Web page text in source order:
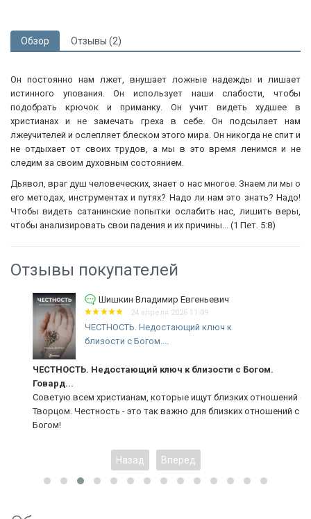
Обзор Отзывы (2)
Он постоянно нам лжет, внушает ложные надежды и лишает
истинного упования. Он использует наши слабости, чтобы
подобрать крючок и приманку. Он учит видеть худшее в
христианах и не замечать греха в себе. Он подсылает нам
лжеучителей и ослепляет блеском этого мира. Он никогда не спит и
не отдыхает от своих трудов, а мы в это время ленимся и не
следим за своим духовным состоянием.
Дьявол, враг душ человеческих, знает о нас многое. Знаем ли мы о
его методах, инструментах и путях? Надо ли нам это знать? Надо!
Чтобы видеть сатанинские попытки ослабить нас, лишить веры,
чтобы анализировать свои падения и их причины... (1 Пет. 5:8)
Отзывы покупателей
Шишкин Владимир Евгеньевич
24 апреля 2026 11:09
ЧЕСТНОСТЬ. Недостающий ключ к
близости с Богом....
ЧЕСТНОСТЬ. Недостающий ключ к близости с Богом.
Говард...
Советую всем христианам, которые ищут близких отношений с
Творцом. Честность - это так важно для близких отношений с
Богом!
Назад Вперед